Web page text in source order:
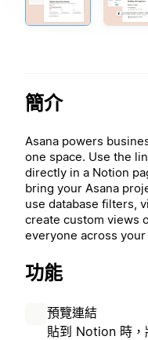
簡介
Asana powers
one space. Use the
directly in a Notion
bring your Asana
use database filters,
create custom views
everyone across
功能
預覽連結
貼到 Notion 時，